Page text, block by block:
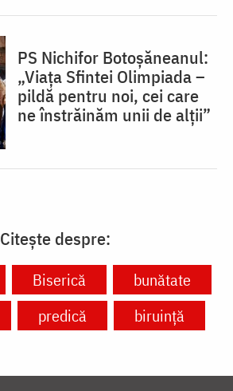
PS Nichifor Botoșăneanul:
„Viața Sfintei Olimpiada –
pildă pentru noi, cei care
ne înstrăinăm unii de alții”
Citește despre:
Biserică
bunătate
predică biruință